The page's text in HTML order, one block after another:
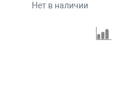
Нет в наличии